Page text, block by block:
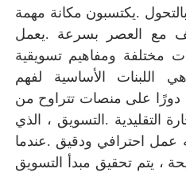
.يكتسبون مكانة مهمة
مع العصر بسرعة .يعمل
مختلفة ومفاهيم تسويقية
اللبنات الأساسية لفهم
دورًا على منصات تتراوح من
التقليدية .التسويق ، الذي
عمل احترافي ودقيق .عندما
، يتم تحقيق مبدأ التسويق